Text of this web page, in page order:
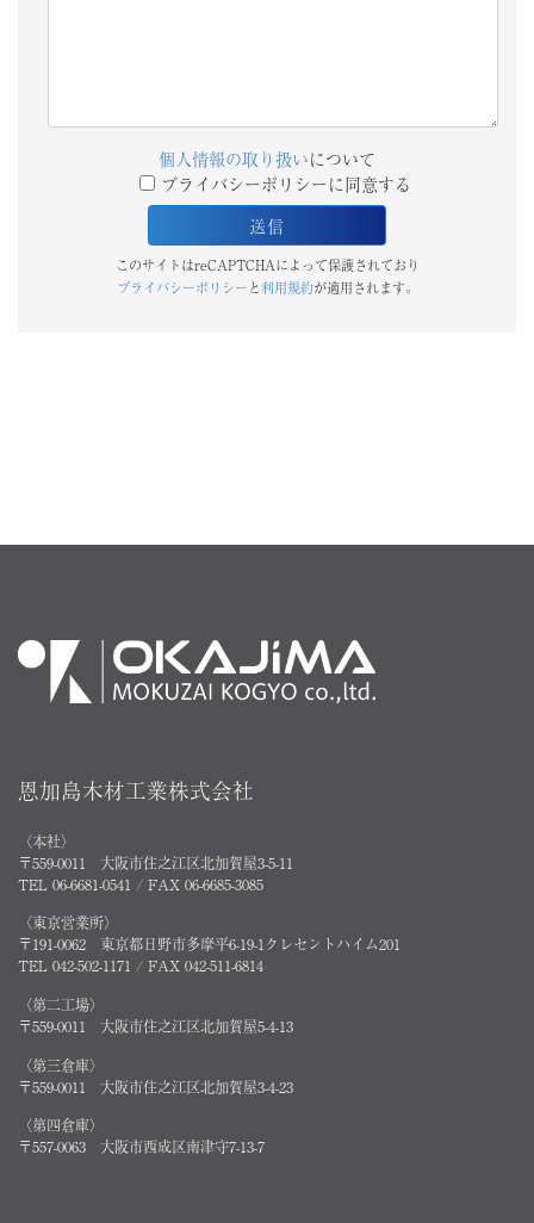
個人情報の取り扱いについて
プライバシーポリシーに同意する
このサイトはreCAPTCHAによって保護されており
プライバシーポリシーと 利用規約が適用されます。
恩加島木材工業株式会社
〈本社〉
〒559-0011 大阪市住之江区北加賀屋3-5-11
TEL 06-6681-0541 / FAX 06-6685-3085
〈東京営業所〉
〒191-0062 東京都日野市多摩平6-19-1クレセントハイム201
TEL 042-502-1171 / FAX 042-511-6814
〈第二工場〉
〒559-0011 大阪市住之江区北加賀屋5-4-13
〈第三倉庫〉
〒559-0011 大阪市住之江区北加賀屋3-4-23
〈第四倉庫〉
〒557-0063 大阪市西成区南津守7-13-7